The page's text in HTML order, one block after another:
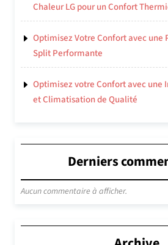
Chaleur LG pour un Confort
Optimisez Votre Confort avec une
Split Performante
Optimisez votre Confort avec une
et Climatisation de Qualité
Derniers
Aucun commentaire à afficher.